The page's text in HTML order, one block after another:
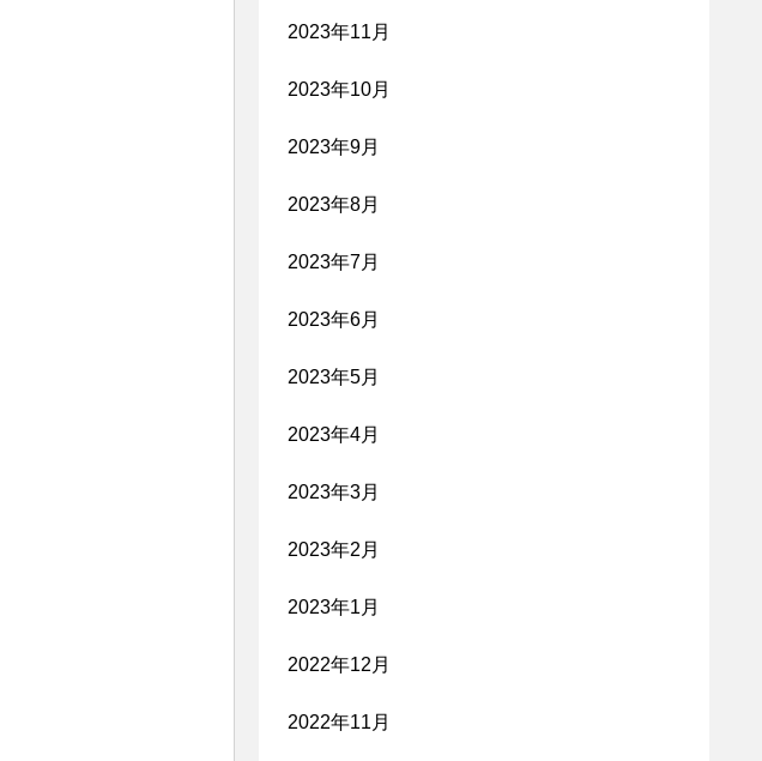
2023年11月
2023年10月
2023年9月
2023年8月
2023年7月
2023年6月
2023年5月
2023年4月
2023年3月
2023年2月
2023年1月
2022年12月
2022年11月